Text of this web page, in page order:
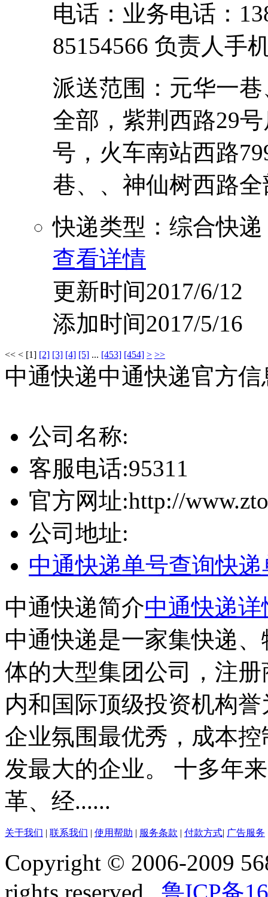
电话：业务电话：
85154566 负责人手
派送范围：元华一
全部，紫荆西路29
号，火车南站西路
巷、、神仙树西路
快递类型：综合快递
查看详情
更新时间2017/6/12
添加时间2017/5/16
<< < [1] [2] [3] [4] [5] ... [453] [454] > >>
中通快递中通快递官方信
公司名称:
客服电话:95311
官方网址:http://
公司地址:
中通快递单号查询快递
中通快递简介中通快递详
中通快递是一家集快递
体的大型集团公司，注
内和国际顶级投资机构
企业氛围最优秀，成本
发最大的企业。 十多年
革、经......
关于我们 | 联系我们 | 使用帮助 | 服务条款 | 付款方式| 广告服务
Copyright © 2006-2009